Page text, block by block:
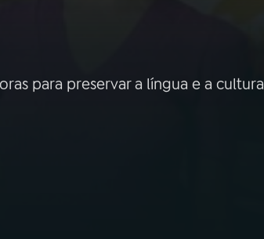
para preservar a língua e a cultura